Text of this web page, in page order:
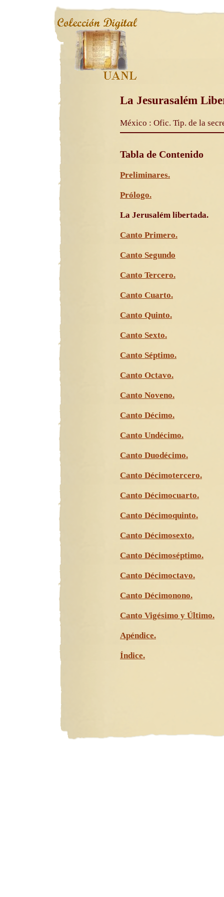
La Jesurasalém
México : Ofic. Tip. de la
Tabla de Contenido
Preliminares.
Prólogo.
La Jerusalém libertada.
Canto Primero.
Canto Segundo
Canto Tercero.
Canto Cuarto.
Canto Quinto.
Canto Sexto.
Canto Séptimo.
Canto Octavo.
Canto Noveno.
Canto Décimo.
Canto Undécimo.
Canto Duodécimo.
Canto Décimotercero.
Canto Décimocuarto.
Canto Décimoquinto.
Canto Décimosexto.
Canto Décimoséptimo.
Canto Décimoctavo.
Canto Décimonono.
Canto Vigésimo y Último.
Apéndice.
Índice.